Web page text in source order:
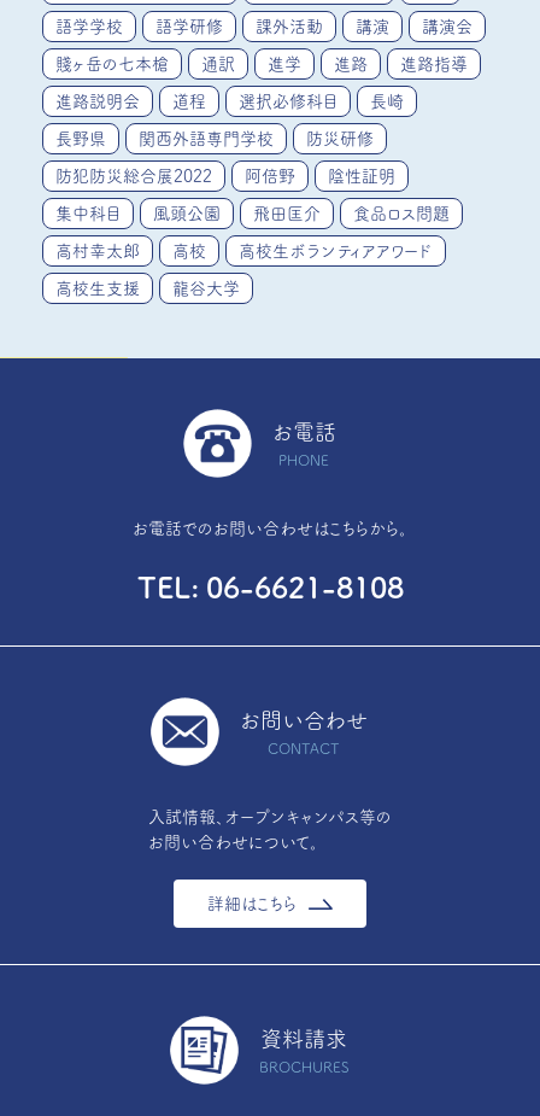
語学学校 語学研修 課外活動 講演 講演会
賤ヶ岳の七本槍 通訳 進学 進路 進路指導
進路説明会 道程 選択必修科目 長崎
長野県 関西外語専門学校 防災研修
防犯防災総合展2022 阿倍野 陰性証明
集中科目 風頭公園 飛田匡介 食品ロス問題
高村幸太郎 高校 高校生ボランティアアワード
高校生支援 龍谷大学
お電話
PHONE
お電話でのお問い合わせはこちらから。
TEL 06-6621-8108
お問い合わせ
CONTACT
入試情報、オープンキャンパス等の
お問い合わせについて。
詳細はこちら
資料請求
BROCHURES